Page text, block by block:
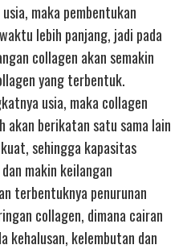
maka pembentukan
lebih panjang, jadi pada
collagen akan semakin
yang terbentuk.
usia, maka collagen
akan berikatan satu sama lain
sehingga kapasitas
makin keilangan
terbentuknya penurunan
collagen, dimana cairan
kehalusan, kelembutan dan